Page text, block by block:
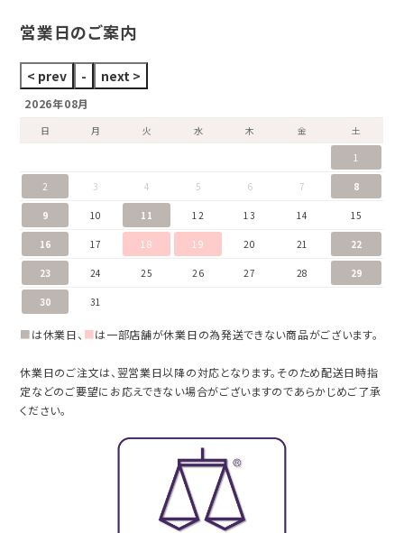
営業日のご案内
2026年08月
日 月 火 水 木 金
土
1
2 3 4 5 6 7 8
9 10 11 12 13 14 15
16 17 18 19 20 21 22
23 24 25 26 27 28 29
30 31
■は休業日、 ■は一部店舗が休業日の為発送できない商品がございます。
休業日のご注文は、翌営業日以降の対応となります。そのため配送日時指
定などのご要望にお応えできない場合がございますのであらかじめご了承
ください。